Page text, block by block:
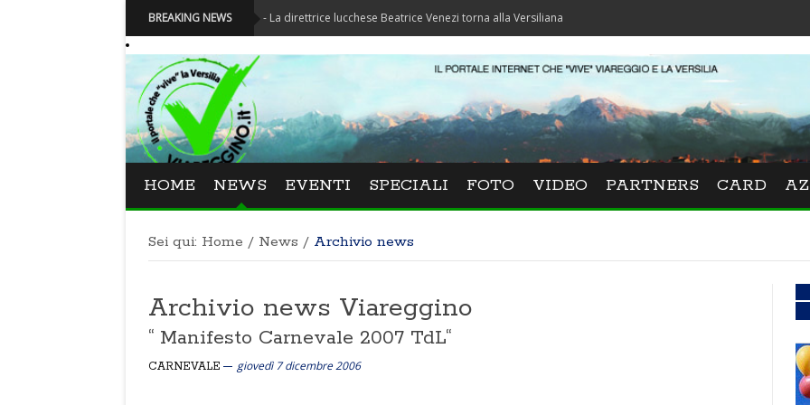
BREAKING NEWS
Festival La Versiliana - La direttrice lucchese Beatrice Venezi torna alla Versiliana
HOME NEWS EVENTI SPECIALI FOTO VIDEO PARTNERS CARD
Sei qui: Home / News / Archivio news
Archivio news Viareggino
“ Manifesto Carnevale 2007 TdL“
CARNEVALE giovedì 7 dicembre 2006